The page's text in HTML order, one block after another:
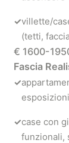
✓villette/
(tetti,
€ 1600-
Fascia
✓
✓case con
funzionali,